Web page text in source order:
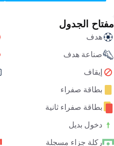
مفتاح الجدول
هدف
صناعة هدف
إيقاف
بطاقة صفراء
بطاقة صفراء ثانية
دخول بديل
ركلة جزاء مسجلة